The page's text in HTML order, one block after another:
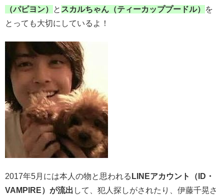
（パピヨン）
と スカルちゃん（ティーカッププードル）
を
とっても大切にしているよ！
2017年5月には本人の物と思われる LINEアカウント（ID・
VAMPIRE）が流出 して、犯人探しがされたり、伊藤千晃さ